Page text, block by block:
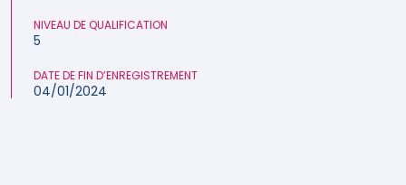
NIVEAU DE QUALIFICATION
5
DATE DE FIN D’ENREGISTREMENT
04/01/2024